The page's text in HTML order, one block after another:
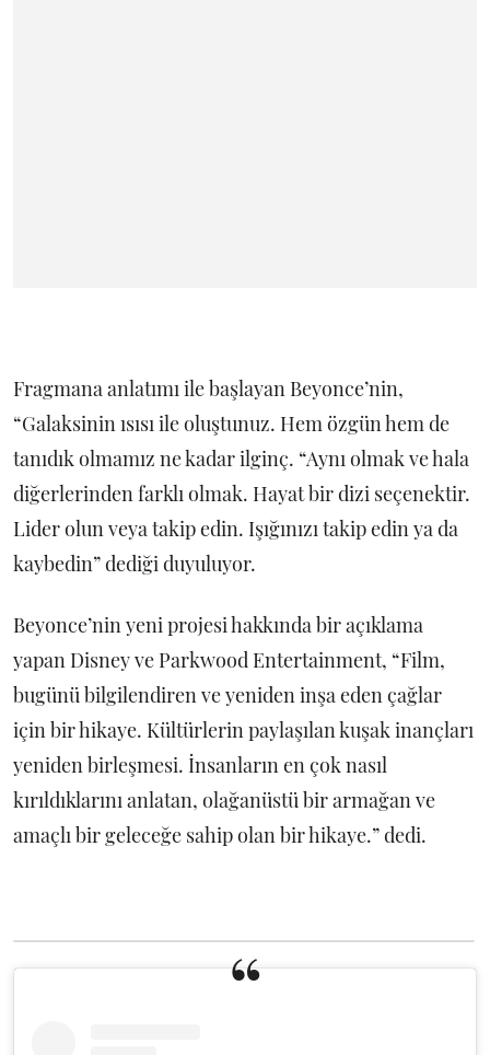
Fragmana anlatımı ile başlayan Beyonce’nin,
“Galaksinin ısısı ile oluştunuz. Hem özgün hem de
tanıdık olmamız ne kadar ilginç. “Aynı olmak ve hala
diğerlerinden farklı olmak. Hayat bir dizi seçenektir.
Lider olun veya takip edin. Işığınızı takip edin ya da
kaybedin” dediği duyuluyor.
Beyonce’nin yeni projesi hakkında bir açıklama
yapan Disney ve Parkwood Entertainment, “Film,
bugünü bilgilendiren ve yeniden inşa eden çağlar
için bir hikaye. Kültürlerin paylaşılan kuşak inançları
yeniden birleşmesi. İnsanların en çok nasıl
kırıldıklarını anlatan, olağanüstü bir armağan ve
amaçlı bir geleceğe sahip olan bir hikaye.” dedi.